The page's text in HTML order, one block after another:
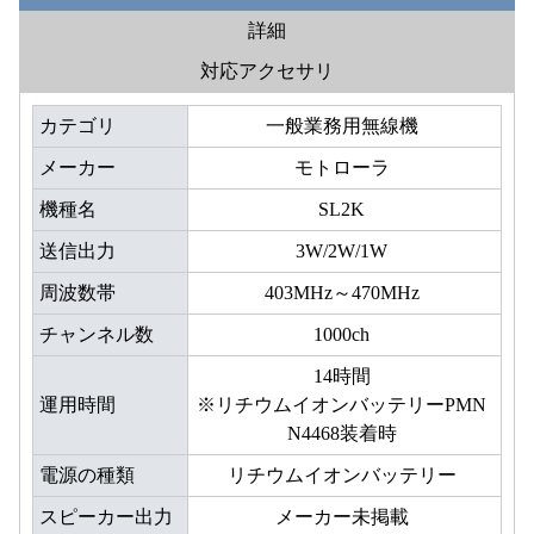
詳細
対応アクセサリ
カテゴリ 一般業務用無線機
メーカー モトローラ
機種名 SL2K
送信出力 3W/2W/1W
周波数帯 403MHz～470MHz
チャンネル数 1000ch
運用時間
14時間
※リチウムイオンバッテリーPMN
N4468装着時
電源の種類 リチウムイオンバッテリー
スピーカー出力 メーカー未掲載